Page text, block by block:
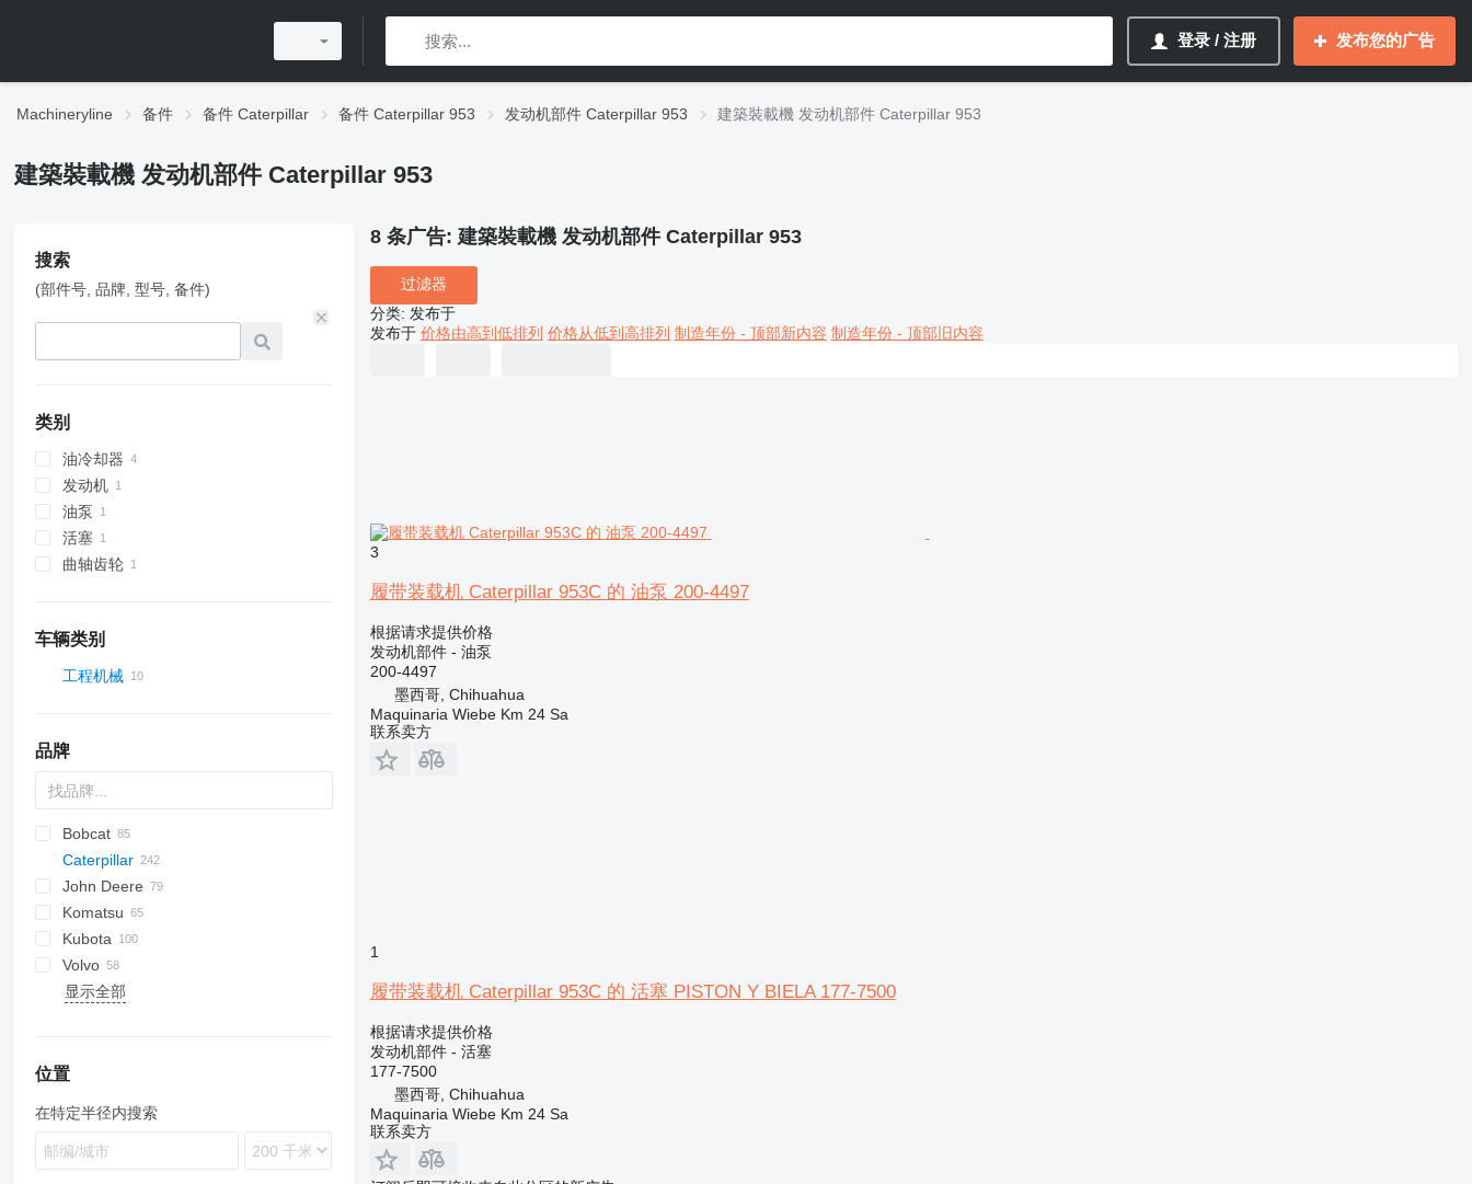
登录 / 注册 发布您的广告
Machineryline 备件 备件 Caterpillar 备件 Caterpillar 953 发动机部件 Caterpillar 953 建築裝載機 发动机部件 Caterpillar 953
建築裝載機 发动机部件 Caterpillar 953
搜索
(部件号, 品牌, 型号, 备件)
类别
油冷却器
发动机
油泵
活塞
曲轴齿轮
车辆类别
工程机械
品牌
AS
AZ
GA
AR
600 - series
Bobcat
453
753
763
773
863
864
T series
40XT
580
590
621
688
821
W-series
Caterpillar
120
120K
140
140K
140M
216
216B
226
226B
236
572G
769
769C
777
Mega
BF
D-series
D-series
DL
SD
FR
FR
W-series
F-series
AL
SL
44C
55D
B-series
C-series
D-series
LX
ZW
HL-series
HSL
407
426
427
436
524
540
541
Robot
John Deere
331
524
544 J
724
Komatsu
D series
HD
PC
Kubota
A-series
B-series
L-series
P-series
S-series
L-series
LB
PD
L-series
1100 Series
SKL
TL
Volvo
6300
ZL
显示全部
位置
在特定半径内搜索
8 条广告: 建築裝載機 发动机部件 Caterpillar 953
过滤器
分类: 发布于
发布于 价格由高到低排列 价格从低到高排列 制造年份 - 顶部新内容 制造年份 - 顶部旧内容
3
履带装载机 Caterpillar 953C 的 油泵 200-4497
根据请求提供价格
发动机部件 - 油泵
200-4497
墨西哥, Chihuahua
Maquinaria Wiebe Km 24 Sa
联系卖方
1
履带装载机 Caterpillar 953C 的 活塞 PISTON Y BIELA 177-7500
根据请求提供价格
发动机部件 - 活塞
177-7500
墨西哥, Chihuahua
Maquinaria Wiebe Km 24 Sa
联系卖方